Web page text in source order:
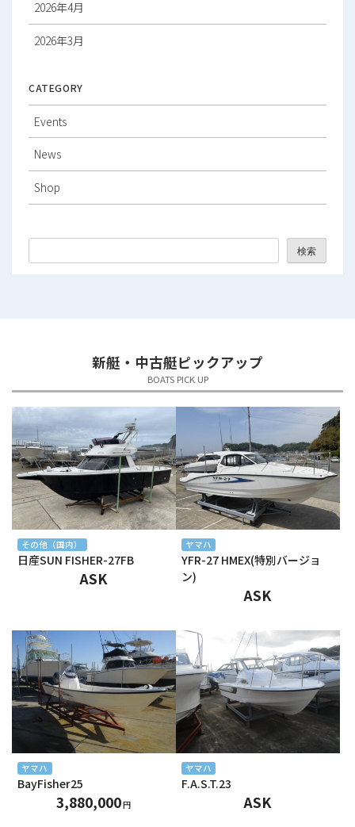
2026年4月
2026年3月
2026年1月
2025年12月
2025年11月
2025年10月
2025年9月
2025年4月
2025年3月
2025年2月
2025年1月
2024年12月
2024年11月
2024年9月
2024年8月
2024年7月
2024年6月
2024年5月
2024年4月
CATEGORY
Events
News
Shop
検索
新艇・中古艇ピックアップ
BOATS PICK UP
その他（国内）
日産SUN FISHER-27FB
ASK
ヤマハ
YFR-27 HMEX(特別バージョ
ン)
ASK
ヤマハ
BayFisher25
3,880,000円
ヤマハ
F.A.S.T.23
ASK